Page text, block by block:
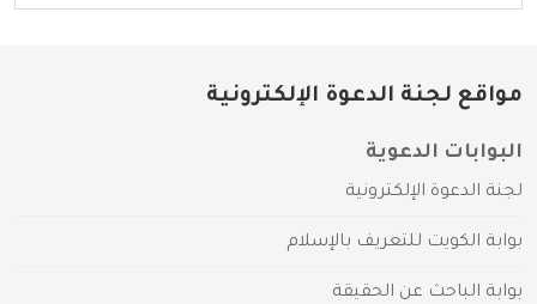
مواقع لجنة الدعوة الإلكترونية
البوابات الدعوية
لجنة الدعوة الإلكترونية
بوابة الكويت للتعريف بالإسلام
بوابة الباحث عن الحقيقة